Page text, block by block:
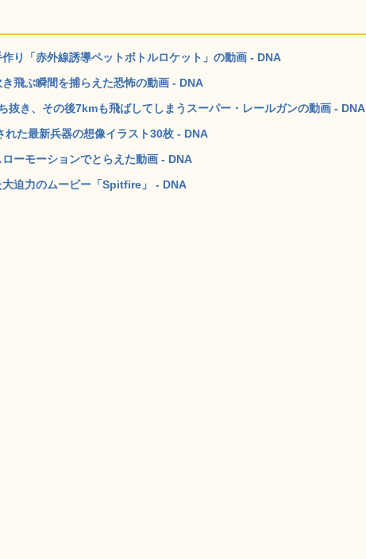
り「赤外線誘導ペットボトルロケット」の動画 - DNA
飛ぶ瞬間を捕らえた恐怖の動画 - DNA
抜き、その後7kmも飛ばしてしまうスーパー・レールガンの動画 - DNA
た最新兵器の想像イラスト30枚 - DNA
ーモーションでとらえた動画 - DNA
迫力のムービー「Spitfire」 - DNA